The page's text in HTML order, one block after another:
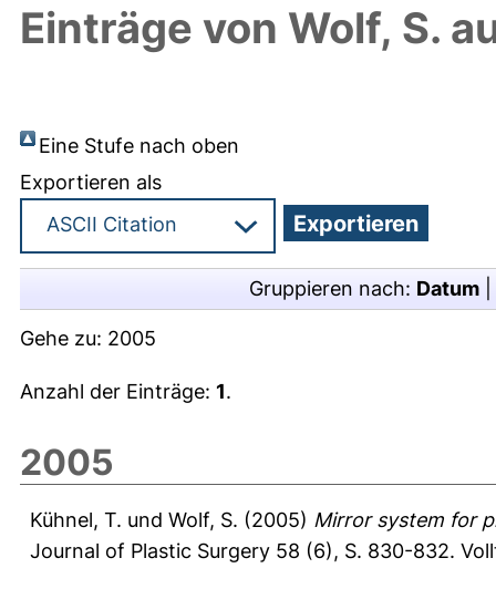
Einträge von Wolf, S.
Eine Stufe nach oben
Exportieren als
Gruppieren nach: Datum
Gehe zu: 2005
Anzahl der Einträge: 1.
2005
Kühnel, T. und Wolf, S. (2005) Mirror system for
Journal of Plastic Surgery 58 (6), S. 830-832.